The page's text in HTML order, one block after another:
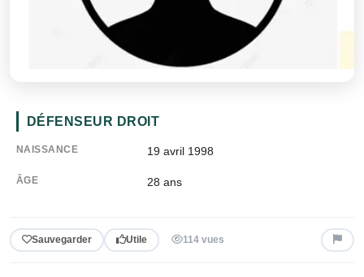
DÉFENSEUR DROIT
NAISSANCE 19 avril 1998
ÂGE 28 ans
Sauvegarder Utile 114 vues